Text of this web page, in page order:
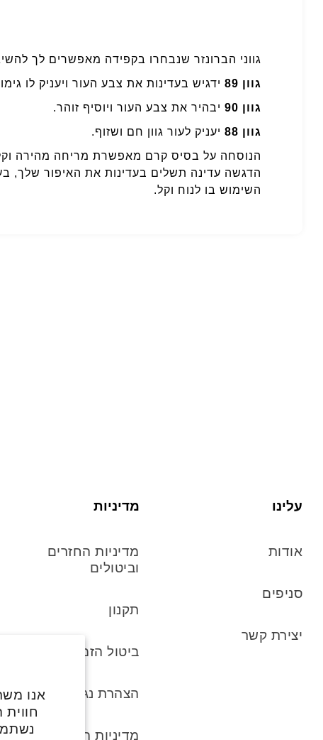
אנו
גווני הברונזר שנבחרו בקפידה מאפשרים לך
גוון 89
ידגיש בעדינות את צבע העור ויעניק לו
גוון 90
יבהיר את צבע העור ויוסיף זוהר.
גוון 88
יעניק לעור גוון חם ושזוף.
הנוסחה על בסיס קרם מאפשרת מריחה מהירה
הדגשה עדינה תשלים בעדינות את האיפור שלך,
השימוש בו לנוח וקל.
מדיניות
מדיניות החזרים
וביטולים
תקנון
ביטול הזמנה
הצהרת נגישות
מדיניות הפרטיות
עלינו
אודות
סניפים
יצירת קשר